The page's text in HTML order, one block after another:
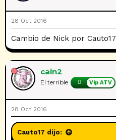
28 Oct 2016
Cambio de Nick por Cauto17
cain2
El terrible Vip ATV
28 Oct 2016
Cauto17 dijo: